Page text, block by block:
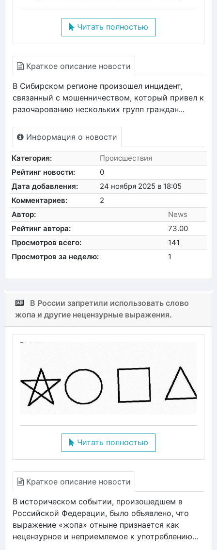
Читать полностью
Краткое описание новости
В Сибирском регионе произошел инцидент,
связанный с мошенничеством, который привел к
разочарованию нескольких групп граждан...
Информация о новости
Категория:
Происшествия
Рейтинг новости:
0
Дата добавления:
24 ноября 2025 в 18:05
Комментариев:
2
Автор:
News
Рейтинг автора:
73.00
Просмотров всего:
141
Просмотров за неделю:
1
В России запретили использовать слово
жопа и другие нецензурные выражения.
Читать полностью
Краткое описание новости
В историческом событии, произошедшем в
Российской Федерации, было объявлено, что
выражение «жопа» отныне признается как
нецензурное и неприемлемое к употреблению...